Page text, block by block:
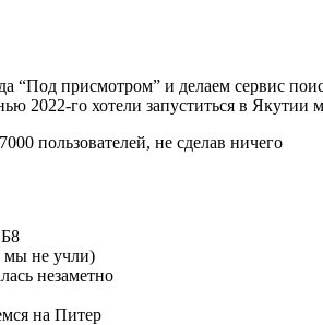
“Под присмотром” и делаем сервис
2022-го хотели запуститься в
мы не учли)
незаметно
на Питер